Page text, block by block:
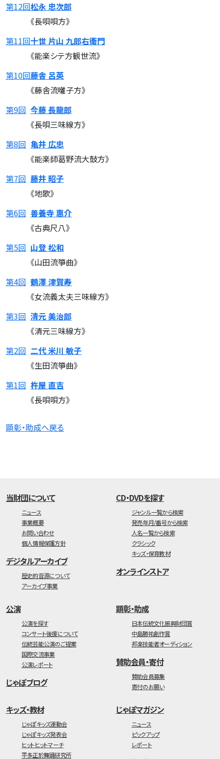
第12回松永 忠次郎
《長唄唄方》
第11回十世 片山 九郎右衛門
《能楽シテ方観世流》
第10回藤舎 呂英
《藤舎流囃子方》
第9回 今藤 長龍郎
《長唄三味線方》
第8回 亀井 広忠
《能楽師葛野流大鼓方》
第7回 藤井 昭子
《地歌》
第6回 善養寺 惠介
《古典尺八》
第5回 山登 松和
《山田流箏曲》
第4回 鶴澤 津賀寿
《女流義太夫三味線方》
第3回 清元 美治郎
《清元三味線方》
第2回 二代 米川 敏子
《生田流箏曲》
第1回 杵屋 直吉
《長唄唄方》
顕彰・助成へ戻る
当財団について
ニュース
事業概要
お問い合わせ
個人情報保護方針
デジタルアーカイブ
歴史的音源について
アーカイブ事業
CD・DVDを探す
ジャンル一覧から検索
発売年月/番号から検索
人名一覧から検索
クラシック
キッズ・保育教材
オンラインストア
公演
公演を探す
コンサート後援について
伝統芸能公演のご提案
国際交流事業
公演レポート
じゃぽブログ
顕彰・助成
日本伝統文化振興財団賞
中島勝祐創作賞
邦楽技能者オーディション
賛助会員・寄付
賛助会員募集
寄付のお願い
キッズ・教材
じゃぽキッズ運動会
じゃぽキッズ発表会
ヒットヒットマーチ
平多正於舞踊研究所
じゃぽマガジン
ニュース
ピックアップ
レポート